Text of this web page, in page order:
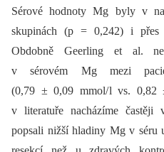
Sérové hodnoty Mg byly v
skupinách (p = 0,242) i přes
Obdobně Geerling et al.
v sérovém Mg mezi
(0,79 ± 0,09 mmol/ l vs. 0,82
v literatuře nacházíme častěji
popsali nižší hladiny Mg v séru